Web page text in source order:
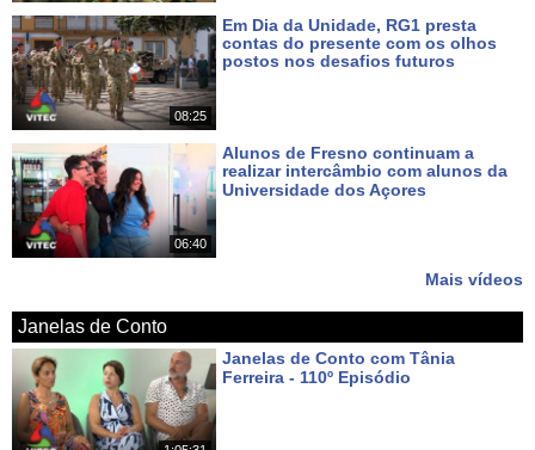
08:25
Em Dia da Unidade, RG1 presta
contas do presente com os olhos
postos nos desafios futuros
06:40
Alunos de Fresno continuam a
realizar intercâmbio com alunos da
Universidade dos Açores
Mais vídeos
Janelas de Conto
Janelas de Conto com Tânia
Ferreira - 110º Episódio